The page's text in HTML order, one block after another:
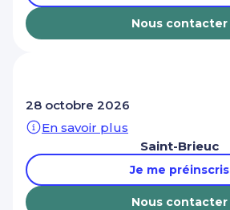
Nous contacter
28 octobre 2026
En savoir plus
Saint-Brieuc
Je me préinscris
Nous contacter